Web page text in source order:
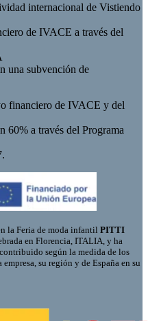
internacional de Vistiendo
de IVACE a través del
subvención de
financiero de IVACE y del
60% a través del Programa
la Feria de moda infantil PITTI
en Florencia, ITALIA, y ha
según la medida de los
su región y de España en su